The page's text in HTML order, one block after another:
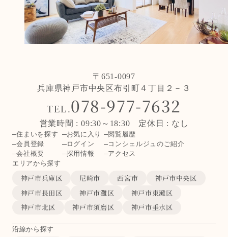
〒651-0097
兵庫県神戸市中央区布引町４丁目２－３
TEL.078-977-7632
営業時間 : 09:30～18:30 定休日 : なし
住まいを探す お気に入り
閲覧履歴
会員登録
ログイン
コンシェルジュのご紹介
会社概要
採用情報
アクセス
エリアから探す
神戸市兵庫区 尼崎市 西宮市
神戸市中央区
神戸市長田区
神戸市灘区
神戸市東灘区
神戸市北区
神戸市須磨区 神戸市垂水区
沿線から探す